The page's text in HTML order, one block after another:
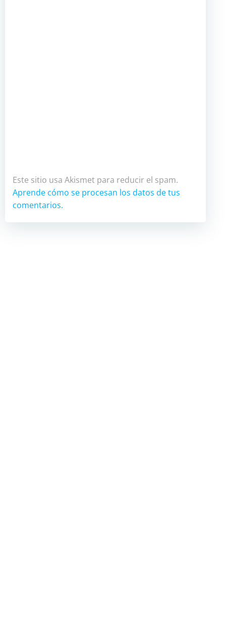
Este sitio usa Akismet para reducir el spam.
Aprende cómo se procesan los datos de tus
comentarios.